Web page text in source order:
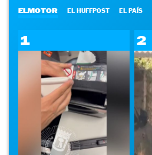
ELMOTOR EL HUFFPOST EL PAÍS
1 2